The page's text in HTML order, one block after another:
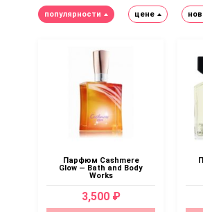
популярности цене
Парфюм Cashmere
Glow — Bath and Body
Works
3,500 ₽